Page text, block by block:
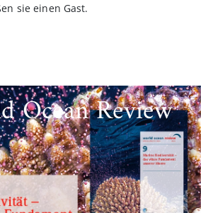
sie einen Gast.
Ocean Review